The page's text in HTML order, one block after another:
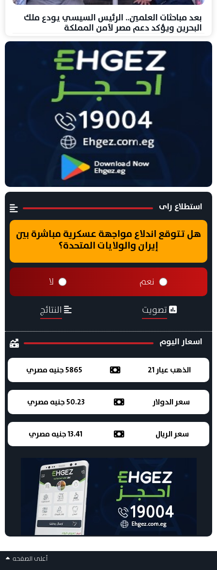
بعد مباحثات العلمين.. الرئيس السيسي يودع ملك
البحرين ويؤكد دعم مصر لأمن المملكة
استطلاع راى
هل تتوقع اندلاع مواجهة عسكرية مباشرة بين
إيران والولايات المتحدة؟
نعم لا
تصويت النتائج
اسعار اليوم
الذهب عيار 21 5865 جنيه مصري
سعر الدولار 50.23 جنيه مصري
سعر الريال 13.41 جنيه مصري
أعلى الصفحه